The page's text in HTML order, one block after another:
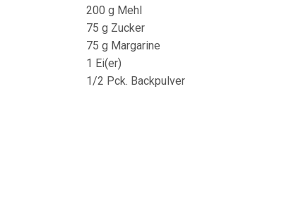
200 g Mehl
75 g Zucker
75 g Margarine
1 Ei(er)
1/2 Pck. Backpulver